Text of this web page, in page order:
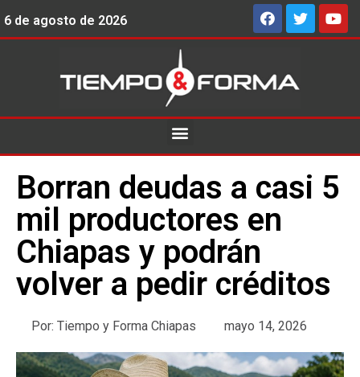
6 de agosto de 2026
Borran deudas a casi 5
mil productores en
Chiapas y podrán
volver a pedir créditos
Por: Tiempo y Forma Chiapas mayo 14, 2026